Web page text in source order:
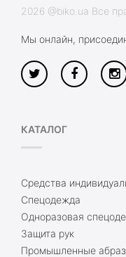
2026 @biko.ua Все
Мы онлайн,
КАТАЛОГ
Средства
Спецодежда
Одноразовая
Защита рук
Промышленные